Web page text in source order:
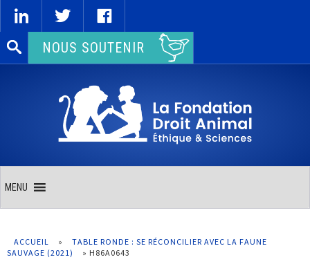
Rechercher :NOUS SOUTENIR
MENU
ACCUEIL »
TABLE RONDE : SE RÉCONCILIER AVEC LA FAUNE
SAUVAGE (2021)
» H86A0643